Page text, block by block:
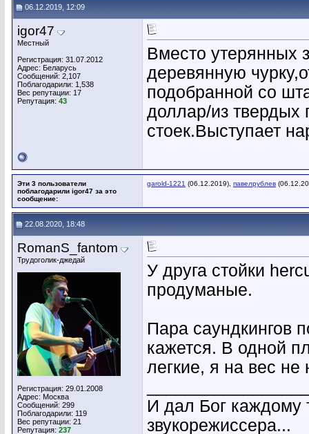
06.12.2019, 12:09
igor47
Местный
Регистрация: 31.07.2012
Адрес: Беларусь
Сообщений: 2,107
Поблагодарили: 1,538
Вес репутации: 17
Репутация: 43
Вместо утерянных
деревянную
подобранной со
доллар/из твердых
стоек.Выступает
Эти 3 пользователи
поблагодарили igor47 за это
сообщение:
garold-1221 (06.12.2019), павелрублев
22.08.2020, 18:48
RomanS_fantom
Трудоголик-джедай
Регистрация: 29.01.2008
Адрес: Москва
Сообщений: 299
Поблагодарили: 119
Вес репутации: 21
Репутация: 237
У друга стойки
продуманые.
Пара саундкингов
кажется. В одной
легкие, я на вес не
И дал Бог каждому
звукорежиссера...